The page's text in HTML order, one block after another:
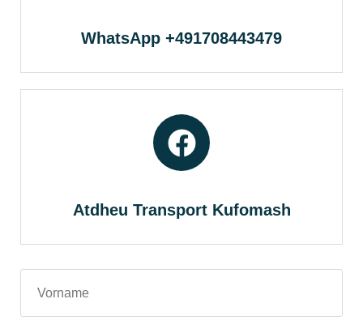
WhatsApp +491708443479
Atdheu Transport Kufomash